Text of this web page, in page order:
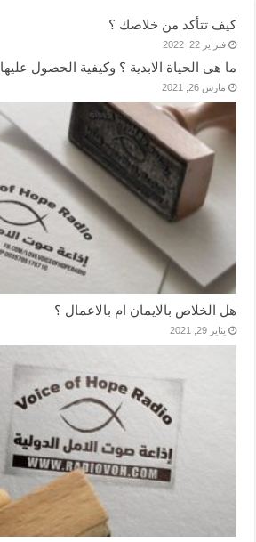
كيف تتأكد من خلاصك ؟
فبراير 22, 2022
ما هى الحياة الابدية ؟ وكيفية الحصول عليها
مارس 26, 2021
هل الخلاص بالايمان ام بالاعمال ؟
يناير 29, 2021